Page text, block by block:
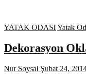
YATAK ODASIYatak
Dekorasyon
Nur Soysal Şubat 24,